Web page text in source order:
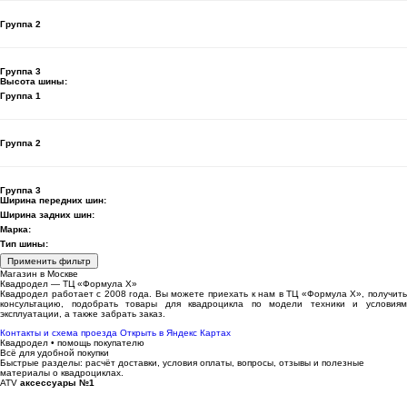
Группа 2
Группа 3
Высота шины:
Группа 1
Группа 2
Группа 3
Ширина передних шин:
Ширина задних шин:
Марка:
Тип шины:
Применить фильтр
Магазин в Москве
Квадродел — ТЦ «Формула Х»
Квадродел работает с 2008 года. Вы можете приехать к нам в ТЦ «Формула Х», получить
консультацию, подобрать товары для квадроцикла по модели техники и условиям
эксплуатации, а также забрать заказ.
Контакты и схема проезда Открыть в Яндекс Картах
Квадродел • помощь покупателю
Всё для удобной покупки
Быстрые разделы: расчёт доставки, условия оплаты, вопросы, отзывы и полезные
материалы о квадроциклах.
ATV аксессуары №1